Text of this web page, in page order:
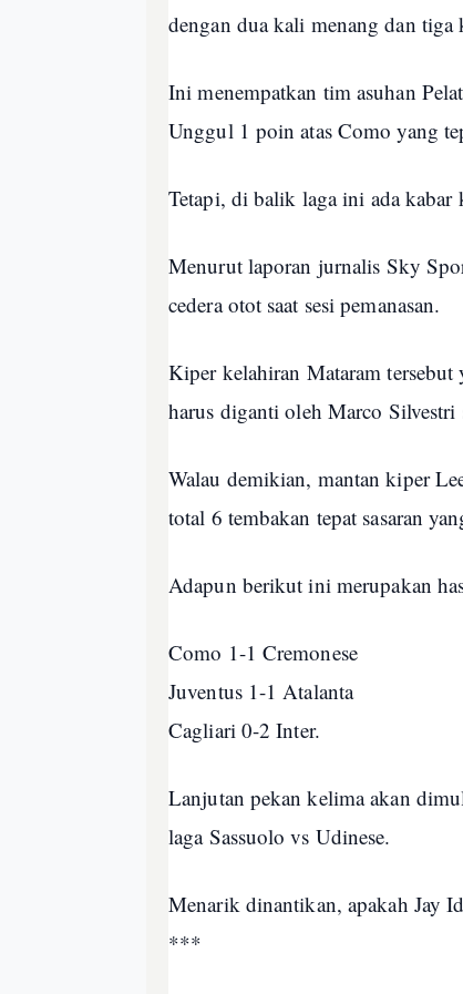
dengan dua kali menang dan tiga
Ini menempatkan tim asuhan
Unggul 1 poin atas Como yang
Tetapi, di balik laga ini ada
Menurut laporan jurnalis Sky
cedera otot saat sesi pemanasan.
Kiper kelahiran Mataram tersebut
harus diganti oleh Marco Silvestri
Walau demikian, mantan kiper
total 6 tembakan tepat sasaran
Adapun berikut ini merupakan
Como 1-1 Cremonese
Juventus 1-1 Atalanta
Cagliari 0-2 Inter.
Lanjutan pekan kelima akan
laga Sassuolo vs Udinese.
Menarik dinantikan, apakah Jay
***